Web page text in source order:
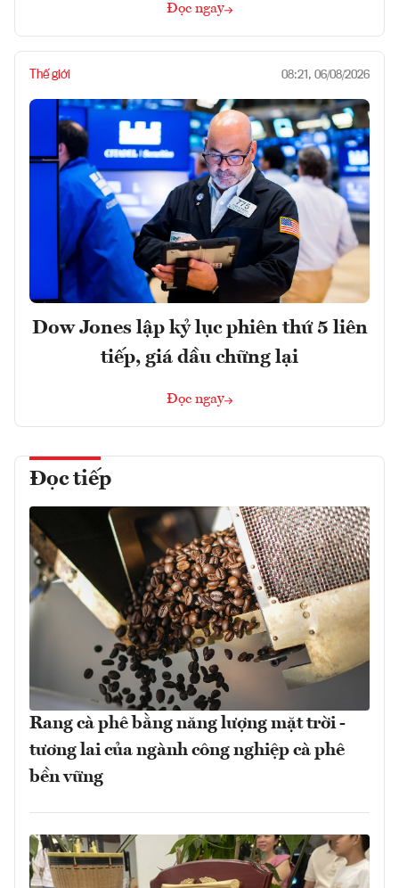
Đọc ngay
Thế giới 08:21, 06/08/2026
Dow Jones lập kỷ lục phiên thứ 5 liên
tiếp, giá dầu chững lại
Đọc ngay
Đọc tiếp
Rang cà phê bằng năng lượng mặt trời -
tương lai của ngành công nghiệp cà phê
bền vững